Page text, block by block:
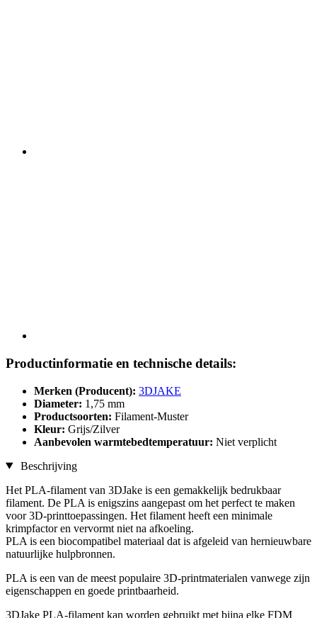
Productinformatie en technische details:
Merken (Producent): 3DJAKE
Diameter: 1,75 mm
Productsoorten: Filament-Muster
Kleur: Grijs/Zilver
Aanbevolen warmtebedtemperatuur: Niet verplicht
Beschrijving
Het PLA-filament van 3DJake is een gemakkelijk bedrukbaar
filament. De PLA is enigszins aangepast om het perfect te maken
voor 3D-printtoepassingen. Het filament heeft een minimale
krimpfactor en vervormt niet na afkoeling.
PLA is een biocompatibel materiaal dat is afgeleid van hernieuwbare
natuurlijke hulpbronnen.
PLA is een van de meest populaire 3D-printmaterialen vanwege zijn
eigenschappen en goede printbaarheid.
3DJake PLA-filament kan worden gebruikt met bijna elke FDM